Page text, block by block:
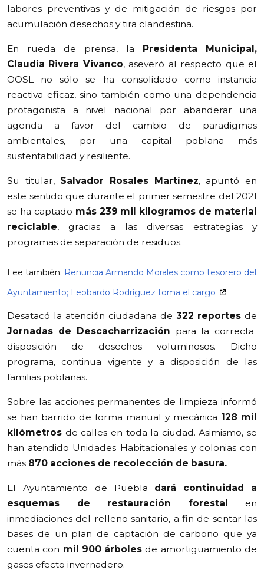
labores preventivas y de mitigación de riesgos por
acumulación desechos y tira clandestina.
En rueda de prensa, la
Presidenta Municipal,
Claudia Rivera Vivanco, aseveró al respecto que el
OOSL no sólo se ha consolidado como instancia
reactiva eficaz, sino también como una dependencia
protagonista a nivel nacional por abanderar una
agenda a favor del cambio de paradigmas
ambientales, por una capital poblana más
sustentabilidad y resiliente.
Su titular, Salvador Rosales Martínez, apuntó en
este sentido que durante el primer semestre del 2021
se ha captado más 239 mil kilogramos de material
reciclable, gracias a las diversas estrategias y
programas de separación de residuos.
Lee también: Renuncia Armando Morales como tesorero del
Ayuntamiento; Leobardo Rodríguez toma el cargo
Desatacó la atención ciudadana de 322 reportes de
Jornadas de Descacharrización para la correcta
disposición de desechos voluminosos. Dicho
programa, continua vigente y a disposición de las
familias poblanas.
Sobre las acciones permanentes de limpieza informó
se han barrido de forma manual y mecánica 128 mil
kilómetros de calles en toda la ciudad. Asimismo, se
han atendido Unidades Habitacionales y colonias con
más 870 acciones de recolección de basura.
El Ayuntamiento de Puebla dará continuidad a
esquemas de restauración forestal en
inmediaciones del relleno sanitario, a fin de sentar las
bases de un plan de captación de carbono que ya
cuenta con mil 900 árboles de amortiguamiento de
gases efecto invernadero.